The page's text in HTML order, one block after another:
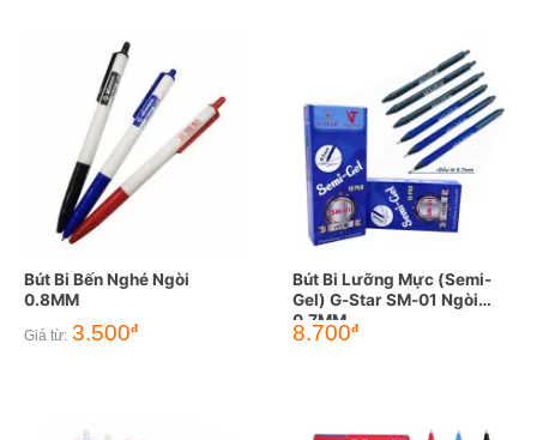
Bút Bi Bến Nghé Ngòi
0.8MM
Giá từ: 3.500đ
Bút Bi Lưỡng Mực (Semi-
Gel) G-Star SM-01 Ngòi
0.7MM
8.700đ